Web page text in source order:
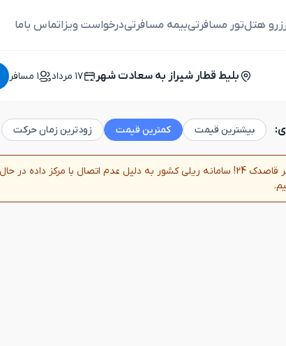
هتلتور مسافرتیبیمه مسافرتیدرخواست ویزاتماس باما
بلیط قطار شیراز به سعادت شهر ١٧ مرداد ١ مسافر
بیشترین قیمت کمترین قیمت زودترین زمان حرکت
همسفر قاصدک 24! سامانه ریلی کشور به دلیل عدم اتصال با مرکز